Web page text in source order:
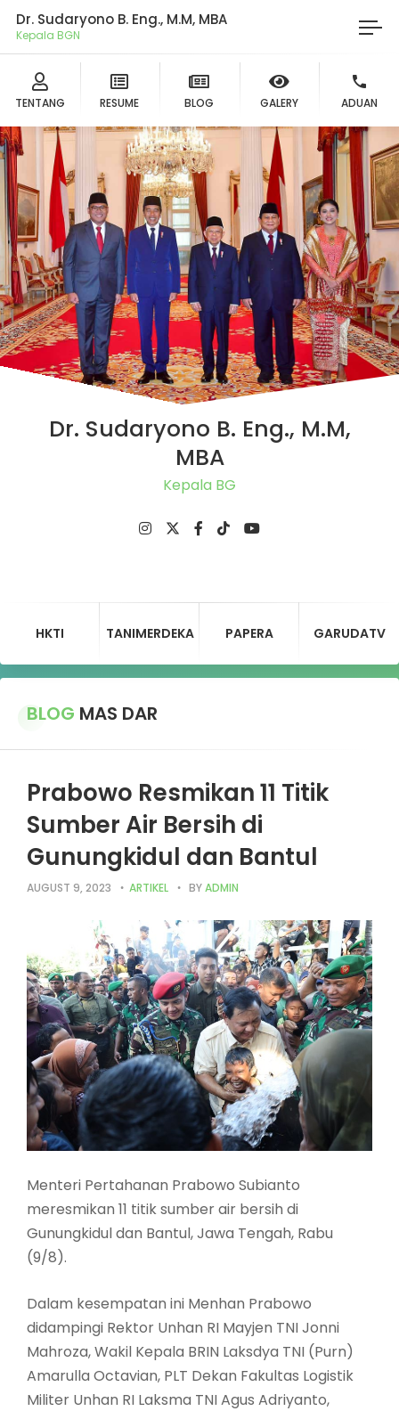
Dr. Sudaryono B. Eng., M.M, MBA
Ket
TENTANG RESUME BLOG GALERY ADUAN
Dr. Sudaryono B. Eng., M.M,
MBA
Ket
HKTI TANIMERDEKA PAPERA GARUDATV
BLOG MAS DAR
Prabowo Resmikan 11 Titik
Sumber Air Bersih di
Gunungkidul dan Bantul
AUGUST 9, 2023 ARTIKEL BYADMIN
Menteri Pertahanan Prabowo Subianto
meresmikan 11 titik sumber air bersih di
Gunungkidul dan Bantul, Jawa Tengah, Rabu
(9/8).
Dalam kesempatan ini Menhan Prabowo
didampingi Rektor Unhan RI Mayjen TNI Jonni
Mahroza, Wakil Kepala BRIN Laksdya TNI (Purn)
Amarulla Octavian, PLT Dekan Fakultas Logistik
Militer Unhan RI Laksma TNI Agus Adriyanto,